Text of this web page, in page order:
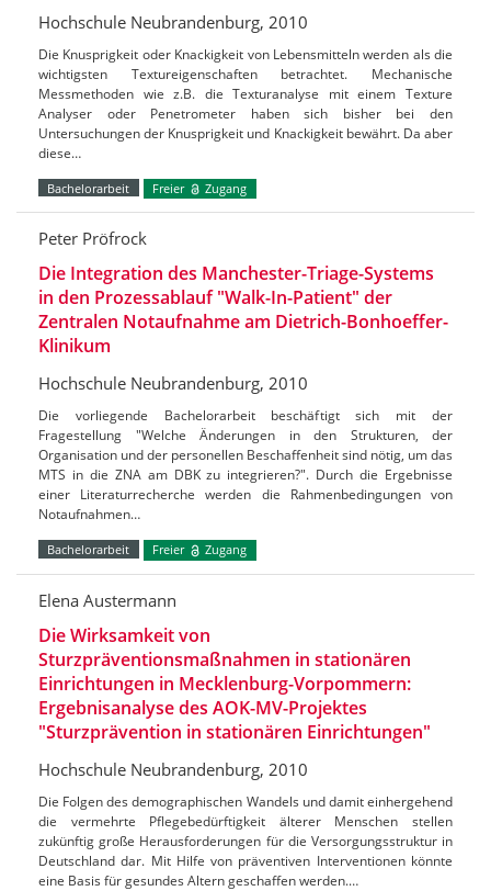
Hochschule Neubrandenburg, 2010
Die Knusprigkeit oder Knackigkeit von Lebensmitteln werden als die
wichtigsten Textureigenschaften betrachtet. Mechanische
Messmethoden wie z.B. die Texturanalyse mit einem Texture
Analyser oder Penetrometer haben sich bisher bei den
Untersuchungen der Knusprigkeit und Knackigkeit bewährt. Da aber
diese…
Bachelorarbeit Freier Zugang
Peter Pröfrock
Die Integration des Manchester-Triage-Systems
in den Prozessablauf "Walk-In-Patient" der
Zentralen Notaufnahme am Dietrich-Bonhoeffer-
Klinikum
Hochschule Neubrandenburg, 2010
Die vorliegende Bachelorarbeit beschäftigt sich mit der
Fragestellung "Welche Änderungen in den Strukturen, der
Organisation und der personellen Beschaffenheit sind nötig, um das
MTS in die ZNA am DBK zu integrieren?". Durch die Ergebnisse
einer Literaturrecherche werden die Rahmenbedingungen von
Notaufnahmen…
Bachelorarbeit Freier Zugang
Elena Austermann
Die Wirksamkeit von
Sturzpräventionsmaßnahmen in stationären
Einrichtungen in Mecklenburg-Vorpommern:
Ergebnisanalyse des AOK-MV-Projektes
"Sturzprävention in stationären Einrichtungen"
Hochschule Neubrandenburg, 2010
Die Folgen des demographischen Wandels und damit einhergehend
die vermehrte Pflegebedürftigkeit älterer Menschen stellen
zukünftig große Herausforderungen für die Versorgungsstruktur in
Deutschland dar. Mit Hilfe von präventiven Interventionen könnte
eine Basis für gesundes Altern geschaffen werden.…